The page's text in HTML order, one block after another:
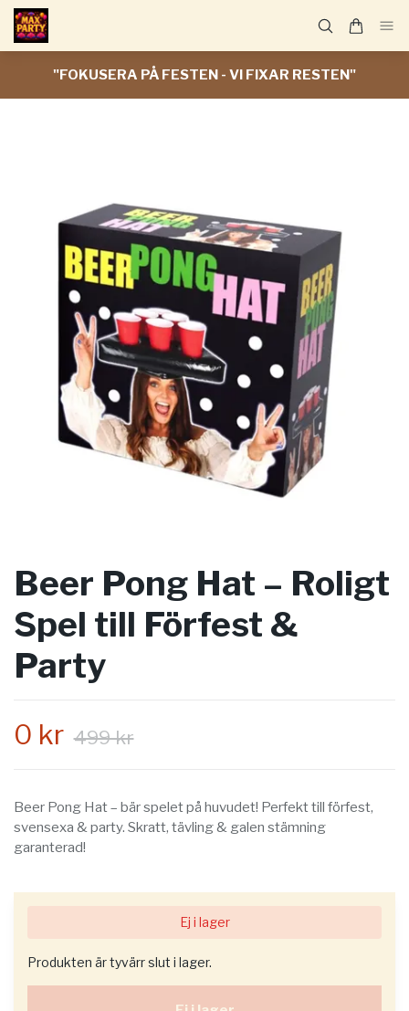
"FOKUSERA PÅ FESTEN - VI FIXAR RESTEN"
Beer Pong Hat – Roligt
Spel till Förfest &
Party
0 kr 499 kr
Beer Pong Hat – bär spelet på huvudet! Perfekt till förfest,
svensexa & party. Skratt, tävling & galen stämning
garanterad!
Ej i lager
Produkten är tyvärr slut i lager.